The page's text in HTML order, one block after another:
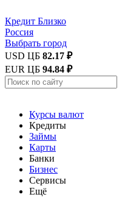
Кредит Близко
Россия
Выбрать город
USD ЦБ 82.17 ₽
EUR ЦБ 94.84 ₽
Курсы валют
Кредиты
Займы
Карты
Банки
Бизнес
Сервисы
Ещё